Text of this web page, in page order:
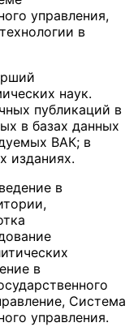
управления,
в
наук.
публикаций в
в базах данных
ВАК; в
изданиях.
в
в
Система
управления.